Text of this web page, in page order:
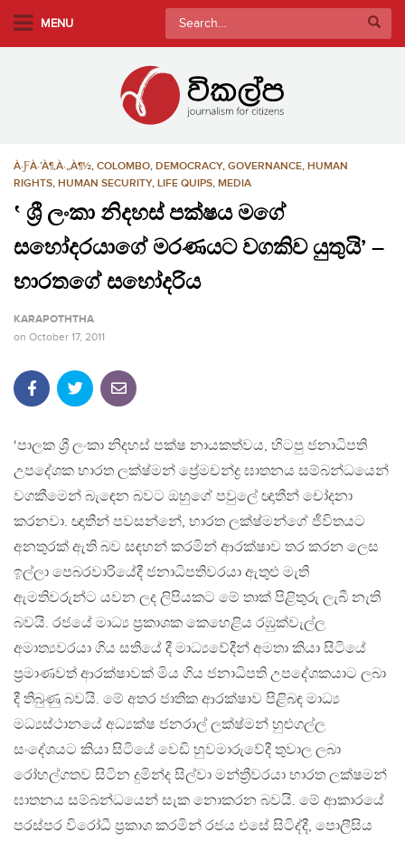
MENU
Search
for:
À·ƑÀ·’À¶‚À·„À¶½, COLOMBO, DEMOCRACY, GOVERNANCE, HUMAN
RIGHTS, HUMAN SECURITY, LIFE QUIPS, MEDIA
‛ ශ්‍රී ලංකා නිදහස් පක්ෂය මගේ
සහෝදරයාගේ මරණයට වගකිව යුතුයි’ –
භාරතගේ සහෝදරිය
KARAPOTHTHA
on October 17, 2011
‘පාලක ශ්‍රී ලංකා නිදහස් පක්ෂ නායකත්වය, හිටපු ජනාධිපති
උපදේශක භාරත ලක්ෂ්මන් ප්‍රේමචන්ද්‍ර ඝාතනය සම්බන්ධයෙන්
වගකීමෙන් බැඳෙන බවට ඔහුගේ පවුලේ ඥාතීන් චෝදනා
කරනවා. ඥාතීන් පවසන්නේ, භාරත ලක්ෂ්මන්ගේ ජීවිතයට
අනතුරක් ඇති බව සඳහන් කරමින් ආරක්ෂාව තර කරන ලෙස
ඉල්ලා පෙබරවාරියේදී ජනාධිපතිවරයා ඇතුළු මැති
ඇමතිවරුන්ට යවන ලද ලිපියකට මේ තාක් පිළිතුරු ලැබී නැති
බවයි. රජයේ මාධ්‍ය ප්‍රකාශක කෙහෙළිය රඹුක්වැල්ල
අමාත්‍යවරයා ගිය සතියේ දී මාධ්‍යවේදීන් අමතා කියා සිටියේ
ප්‍රමාණවත් ආරක්ෂාවක් මිය ගිය ජනාධිපති උපදේශකයාට ලබා
දී තිබුණු බවයි. මේ අතර ජාතික ආරක්ෂාව පිළිබඳ මාධ්‍ය
මධ්‍යස්ථානයේ අධ්‍යක්ෂ ජනරාල් ලක්ෂ්මන් හුළුගල්ල
සංදේශයට කියා සිටියේ වෙඩි හුවමාරුවේදී තුවාල ලබා
රෝහල්ගතව සිටින දුමින්ද සිල්වා මන්ත්‍රීවරයා භාරත ලක්ෂමන්
ඝාතනය සම්බන්ධයෙන් සැක නොකරන බවයි. මේ ආකාරයේ
පරස්පර විරෝධී ප්‍රකාශ කරමින් රජය එසේ සිටිද්දී, පොලීසිය